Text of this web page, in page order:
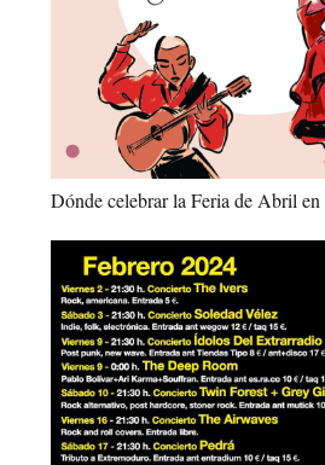
Dónde celebrar la Feria de Abril